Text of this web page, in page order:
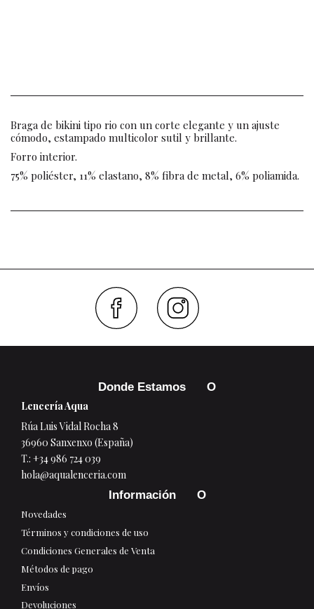
Braga de bikini tipo rio con un corte elegante y un ajuste
cómodo, estampado multicolor sutil y brillante.
Forro interior.
75% poliéster, 11% elastano, 8% fibra de metal, 6% poliamida.
Donde Estamos
Lencería Aqua
Rúa Luis Vidal Rocha 8
36960 Sanxenxo (España)
T.: +34 986 724 039
hola@aqualenceria.com
Información
Novedades
Términos y condiciones de uso
Condiciones Generales de Venta
Métodos de pago
Envíos
Devoluciones